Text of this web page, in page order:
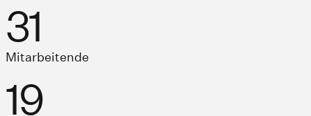
31
Mitarbeitende
19